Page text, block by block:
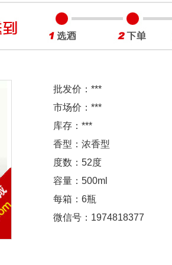
批发价： ***
市场价： ***
库存： ***
香型：浓香型
度数：52度
容量：500ml
每箱：6瓶
微信号：1974818377